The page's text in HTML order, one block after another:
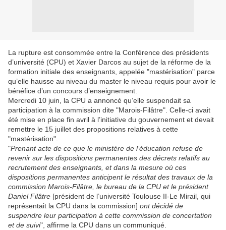
La rupture est consommée entre la Conférence des présidents
d’université (CPU) et Xavier Darcos au sujet de la réforme de la
formation initiale des enseignants, appelée "mastérisation" parce
qu’elle hausse au niveau du master le niveau requis pour avoir le
bénéfice d’un concours d’enseignement.
Mercredi 10 juin, la CPU a annoncé qu’elle suspendait sa
participation à la commission dite "Marois-Filâtre". Celle-ci avait
été mise en place fin avril à l’initiative du gouvernement et devait
remettre le 15 juillet des propositions relatives à cette
"mastérisation".
"Prenant acte de ce que le ministère de l’éducation refuse de
revenir sur les dispositions permanentes des décrets relatifs au
recrutement des enseignants, et dans la mesure où ces
dispositions permanentes anticipent le résultat des travaux de la
commission Marois-Filâtre, le bureau de la CPU et le président
Daniel Filâtre [président de l’université Toulouse II-Le Mirail, qui
représentait la CPU dans la commission] ont décidé de
suspendre leur participation à cette commission de concertation
et de suivi", affirme la CPU dans un communiqué.